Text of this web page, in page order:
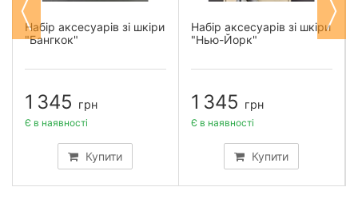
Набір аксесуарів зі шкіри
"Бангкок"
1 345 грн
Купити
Є в наявності
Набір аксесуарів зі шкіри
"Нью-Йорк"
1 345 грн
Купити
Є в наявності